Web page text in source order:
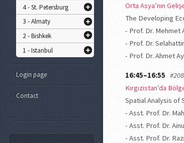
4 - St. Petersburg
3 - Almaty
2 - Bishkek
1 - Istanbul
Login page
Contact
Orta Asya’nın
The Developing
- Prof. Dr. Mehmet
- Prof. Dr.
- Prof. Dr. Ahmet
16:45–16:55
Kırgızistan’da
Spatial Analysis of
- Asst. Prof. Dr.
- Asst. Prof. Dr.
- Asst. Prof. Dr.